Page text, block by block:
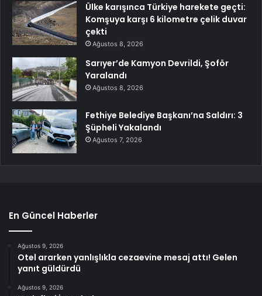
Ülke karışınca Türkiye harekete geçti:
Komşuya karşı 6 kilometre çelik duvar
çekti
Ağustos 8, 2026
Sarıyer’de Kamyon Devrildi, Şoför
Yaralandı
Ağustos 8, 2026
Fethiye Belediye Başkanı’na Saldırı: 3
Şüpheli Yakalandı
Ağustos 7, 2026
En Güncel Haberler
Ağustos 9, 2026
Otel ararken yanlışlıkla cezaevine mesaj attı! Gelen
yanıt güldürdü
Ağustos 9, 2026